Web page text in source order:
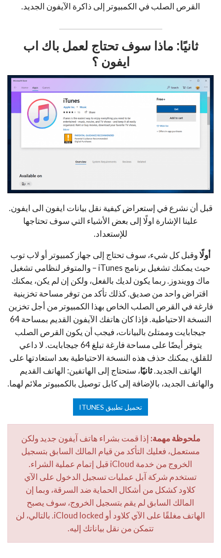
القرص الصلب في الكمبيوتر إلى ذاكرة الآيفون الجديد.
ثانيًا: ماذا سوف تحتاج لعمل باك اب
ايفون ؟
قبل أن نشرع في إستعراض كيفية نقل بيانات ايفون الى ايفون.
علينا الإشارة اولًا إلى بعض الأشياء التي سوف تحتاجها
للإستعداد.
أولًاوقبل كل شيء، سوف تحتاج إلى جهاز كمبيوتر أو لاب توب
حيث يمكنك تشغيل برنامج iTunes – والمتوفر لنظامي تشغيل
ماك وويندوز. ربما يكون لديك بالفعل، ولكن إن لم يكن، يمكنك
اقتراض واحد من صديق. كذلك تأكد من توفر مساحة تخزينية
فارغة في القرص الصلب الخاص بهذا الكمبيوتر من أجل تخزين
النسخة الاحتياطية. فإذا كان هاتفك الآيفون القديم بمساحة 64
جيجابايت وممتلئ بالبيانات، فيجب أن يكون القرص الصلب
يتوفر أيضًا على مساحة فارغة تبلغ 64 جيجابايت. لا داعي
للقلق، يمكنك حذف هذه النسخة الاحتياطية بعد استعادتها على
الهاتف الجديد.ثانيًا، ستحتاج إلى الهاتفين: الهاتف القديم
والهاتف الجديد، بالإضافة إلى كابل توصيل بالكمبيوتر ملائم لهما.
تحميل تطبيق ITUNES
ملحوظة مهمة: إذا قمت بشراء هاتف آيفون جديد ولكن
مستعمل، فعليك التأكد من قيام المالك السابق بتسجيل
الخروج من خدمة iCloud قبل إتمام عملية الشراء.
تستخدم شركة آبل عمليات تسجيل الدخول على الآي
كلاود كشكل من أشكال الحماية ضد السرقة، وبما إن
المالك السابق لم يقم بتسجيل الخروج، سوف يصبح
الهاتف مغلقًا على الآي كلاود أو iCloud locked. بالتالي، لن
تتمكن من نقل بياناتك إليه.